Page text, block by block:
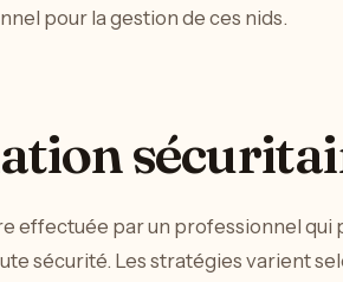
pour la gestion de ces nids.
effectuée par un professionnel qui
sécurité. Les stratégies varient